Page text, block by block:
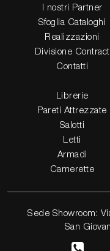
I nostri Partner
Sfoglia Cataloghi
Realizzazioni
Divisione Contract
Contatti
Librerie
Pareti Attrezzate
Salotti
Letti
Armadi
Camerette
Sede Showroom:
San